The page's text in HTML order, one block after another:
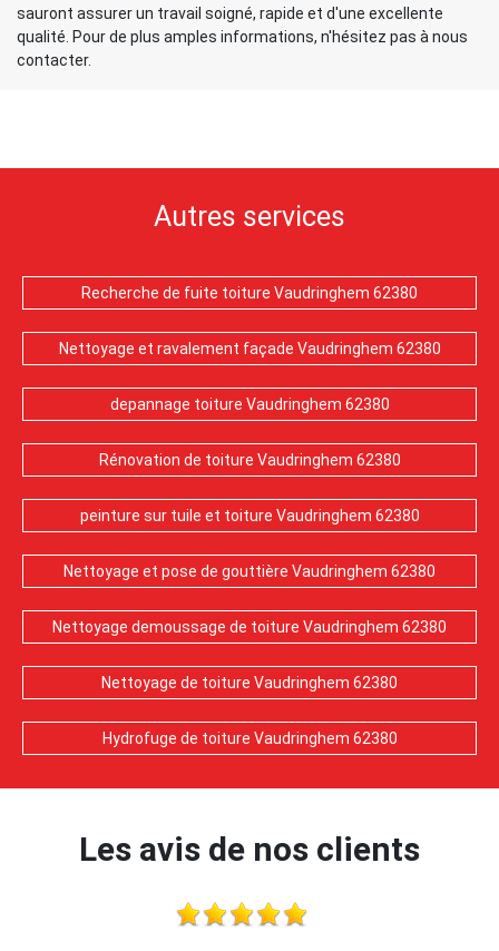
sauront assurer un travail soigné, rapide et d'une excellente
qualité. Pour de plus amples informations, n'hésitez pas à nous
contacter.
Autres services
Recherche de fuite toiture Vaudringhem 62380
Nettoyage et ravalement façade Vaudringhem 62380
depannage toiture Vaudringhem 62380
Rénovation de toiture Vaudringhem 62380
peinture sur tuile et toiture Vaudringhem 62380
Nettoyage et pose de gouttière Vaudringhem 62380
Nettoyage demoussage de toiture Vaudringhem 62380
Nettoyage de toiture Vaudringhem 62380
Hydrofuge de toiture Vaudringhem 62380
Les avis de nos clients